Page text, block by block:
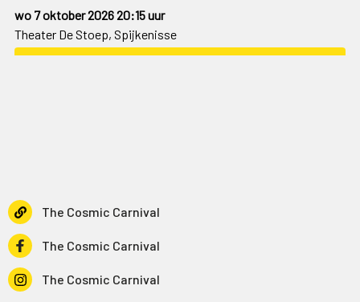
The Cosmic Carnival
The Cosmic Carnival
The Cosmic Carnival